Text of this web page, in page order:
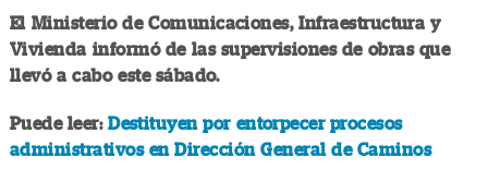
El Ministerio de Comunicaciones, Infraestructura y
Vivienda informó de las supervisiones de obras que
llevó a cabo este sábado.
Puede leer:Destituyen por entorpecer procesos
administrativos en Dirección General de Caminos